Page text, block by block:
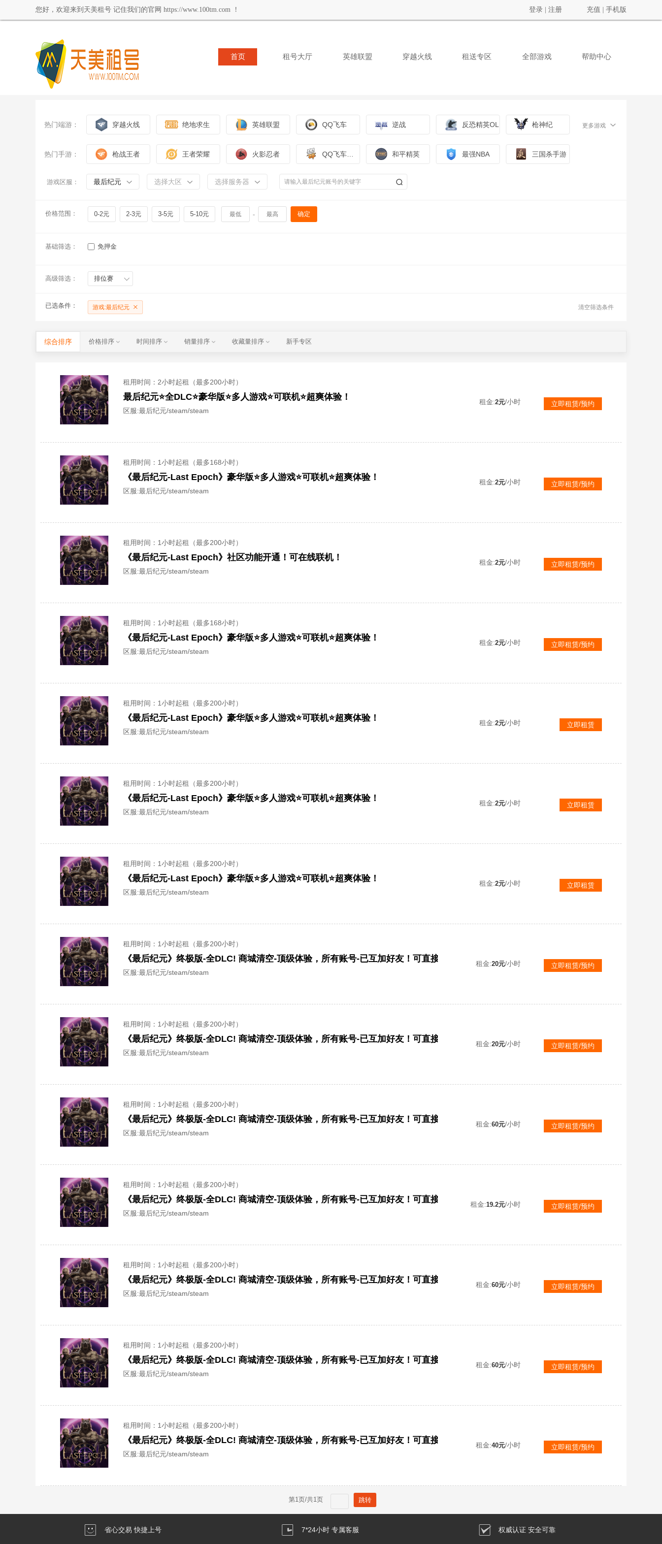
您好，欢迎来到天美租号 记住我们的官网 https://www.100tm.com ！ 登录 注册 充值 手机版
首页 租号大厅 英雄联盟 穿越火线 租送专区 全部游戏 帮助中心
热门端游： 穿越火线 绝地求生 英雄联盟 QQ飞车 逆战 反恐精英OL 枪神纪 更多游戏
热门手游： 枪战王者 王者荣耀 火影忍者 和平精英 最强NBA 三国杀手游
游戏区服： 最后纪元 选择大区 选择服务器
价格范围： 0-2元 2-3元 3-5元 5-10元 - 确定
基础筛选： 免押金
高级筛选： 排位赛
已选条件： 游戏:最后纪元 清空筛选条件
综合排序 价格排序 时间排序 销量排序 收藏量排序 新手专区
租用时间 ：2小时起租（最多200小时）
最后纪元⭐全DLC⭐豪华版⭐多人游戏⭐可联机⭐超爽体验！
区服:最后纪元/steam/steam
租金:2元/小时 立即租赁/预约
租用时间 ：1小时起租（最多168小时）
《最后纪元-Last Epoch》豪华版⭐多人游戏⭐可联机⭐超爽体验！
区服:最后纪元/steam/steam
租金:2元/小时 立即租赁/预约
租用时间 ：1小时起租（最多200小时）
《最后纪元-Last Epoch》社区功能开通！可在线联机！
区服:最后纪元/steam/steam
租金:2元/小时 立即租赁/预约
租用时间 ：1小时起租（最多168小时）
《最后纪元-Last Epoch》豪华版⭐多人游戏⭐可联机⭐超爽体验！
区服:最后纪元/steam/steam
租金:2元/小时 立即租赁/预约
租用时间 ：1小时起租（最多200小时）
《最后纪元-Last Epoch》豪华版⭐多人游戏⭐可联机⭐超爽体验！
区服:最后纪元/steam/steam
租金:2元/小时 立即租赁
租用时间 ：1小时起租（最多200小时）
《最后纪元-Last Epoch》豪华版⭐多人游戏⭐可联机⭐超爽体验！
区服:最后纪元/steam/steam
租金:2元/小时 立即租赁
租用时间 ：1小时起租（最多200小时）
《最后纪元-Last Epoch》豪华版⭐多人游戏⭐可联机⭐超爽体验！
区服:最后纪元/steam/steam
租金:2元/小时 立即租赁
租用时间 ：1小时起租（最多200小时）
《最后纪元》终极版-全DLC! 商城清空-顶级体验，所有账号-已互加好友！可直接联机
区服:最后纪元/steam/steam
租金:20元/小时 立即租赁/预约
租用时间 ：1小时起租（最多200小时）
《最后纪元》终极版-全DLC! 商城清空-顶级体验，所有账号-已互加好友！可直接联机
区服:最后纪元/steam/steam
租金:20元/小时 立即租赁/预约
租用时间 ：1小时起租（最多200小时）
《最后纪元》终极版-全DLC! 商城清空-顶级体验，所有账号-已互加好友！可直接联机
区服:最后纪元/steam/steam
租金:60元/小时 立即租赁/预约
租用时间 ：1小时起租（最多200小时）
《最后纪元》终极版-全DLC! 商城清空-顶级体验，所有账号-已互加好友！可直接联机
区服:最后纪元/steam/steam
租金:19.2元/小时 立即租赁/预约
租用时间 ：1小时起租（最多200小时）
《最后纪元》终极版-全DLC! 商城清空-顶级体验，所有账号-已互加好友！可直接联机
区服:最后纪元/steam/steam
租金:60元/小时 立即租赁/预约
租用时间 ：1小时起租（最多200小时）
《最后纪元》终极版-全DLC! 商城清空-顶级体验，所有账号-已互加好友！可直接联机
区服:最后纪元/steam/steam
租金:60元/小时 立即租赁/预约
租用时间 ：1小时起租（最多200小时）
《最后纪元》终极版-全DLC! 商城清空-顶级体验，所有账号-已互加好友！可直接联机
区服:最后纪元/steam/steam
租金:40元/小时 立即租赁/预约
第1 页/共1 页
省心交易 快捷上号 7*24小时 专属客服 权威认证 安全可靠